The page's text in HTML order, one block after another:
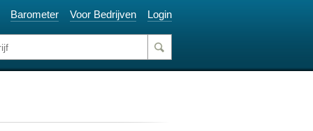
Barometer Voor Bedrijven Login